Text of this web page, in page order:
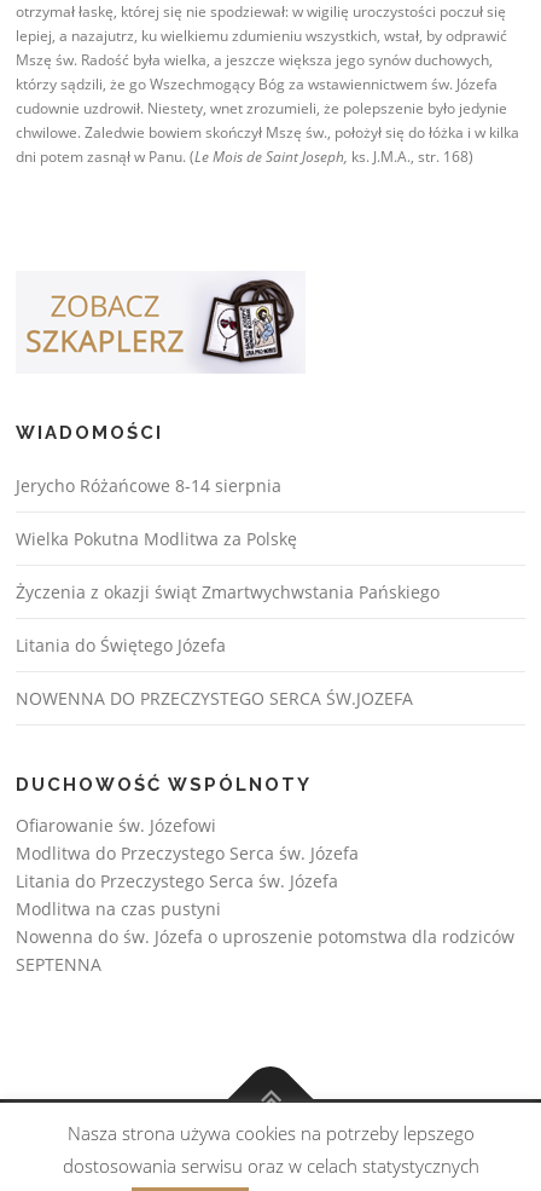
otrzymał łaskę, której się nie spodziewał: w wigilię uroczystości poczuł się
lepiej, a nazajutrz, ku wielkiemu zdumieniu wszystkich, wstał, by odprawić
Mszę św. Radość była wielka, a jeszcze większa jego synów duchowych,
którzy sądzili, że go Wszechmogący Bóg za wstawiennictwem św. Józefa
cudownie uzdrowił. Niestety, wnet zrozumieli, że polepszenie było jedynie
chwilowe. Zaledwie bowiem skończył Mszę św., położył się do łóżka i w kilka
dni potem zasnął w Panu. (Le Mois de Saint Joseph, ks. J.M.A., str. 168)
WIADOMOŚCI
Jerycho Różańcowe 8-14 sierpnia
Wielka Pokutna Modlitwa za Polskę
Życzenia z okazji świąt Zmartwychwstania Pańskiego
Litania do Świętego Józefa
NOWENNA DO PRZECZYSTEGO SERCA ŚW.JOZEFA
DUCHOWOŚĆ WSPÓLNOTY
Ofiarowanie św. Józefowi
Modlitwa do Przeczystego Serca św. Józefa
Litania do Przeczystego Serca św. Józefa
Modlitwa na czas pustyni
Nowenna do św. Józefa o uproszenie potomstwa dla rodziców
SEPTENNA
Copyright © Wspólnota św. Józefa 2026
Realizacja:
Nasza strona używa cookies na potrzeby lepszego
dostosowania serwisu oraz w celach statystycznych